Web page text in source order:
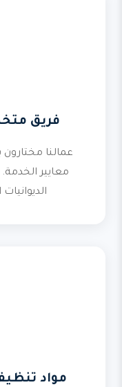
فريق
عمالنا مختارون
معايير
مواد